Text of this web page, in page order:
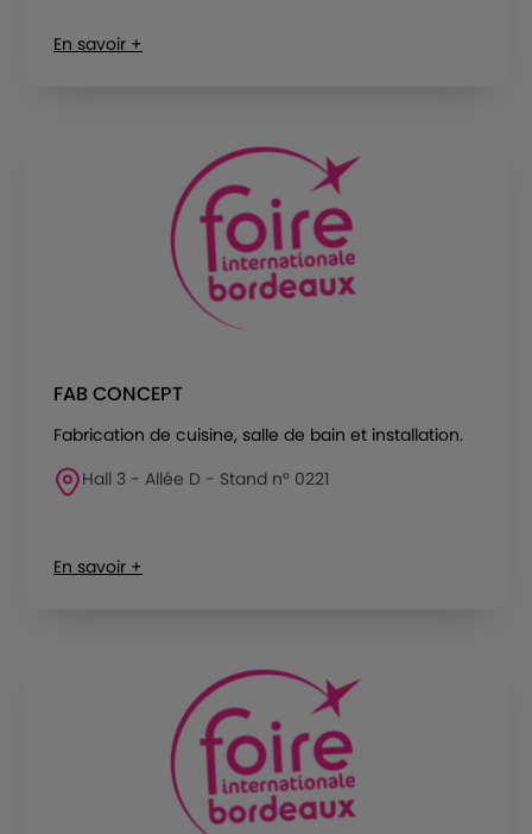
En savoir +
FAB CONCEPT
Fabrication de cuisine, salle de bain et installation.
Hall 3 - Allée D - Stand n° 0221
En savoir +